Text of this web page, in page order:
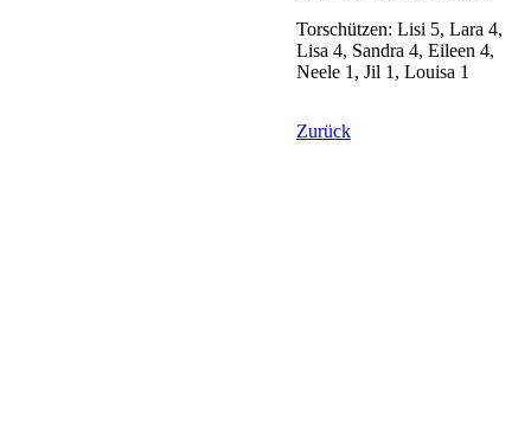
Torschützen: Lisi 5, Lara 4,
Lisa 4, Sandra 4, Eileen 4,
Neele 1, Jil 1, Louisa 1
Zurück